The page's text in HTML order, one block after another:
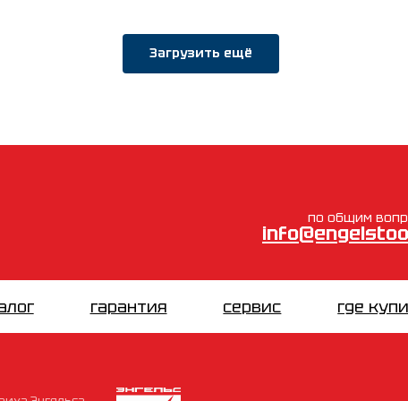
Загрузить ещё
гарантия сервис где
по общим